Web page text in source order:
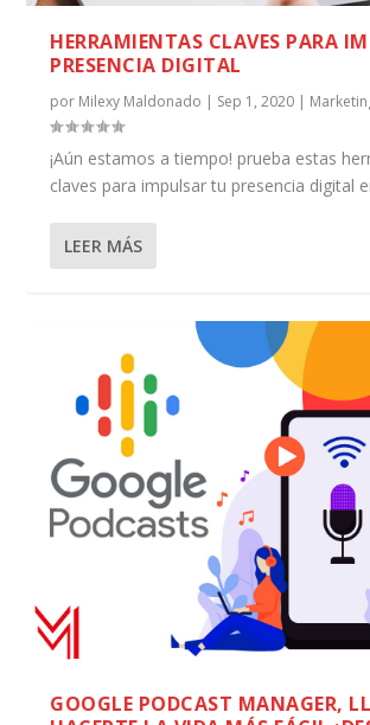
HERRAMIENTAS CLAVES PARA
PRESENCIA DIGITAL
por Milexy Maldonado | Sep 1, 2020 |
¡Aún estamos a tiempo! prueba estas
claves para impulsar tu presencia digital
LEER MÁS
GOOGLE PODCAST MANAGER,